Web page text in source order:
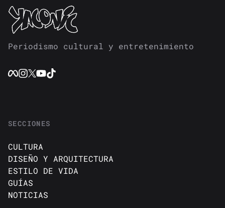
Periodismo cultural y entretenimiento
SECCIONES
CULTURA
DISEÑO Y ARQUITECTURA
ESTILO DE VIDA
GUÍAS
NOTICIAS